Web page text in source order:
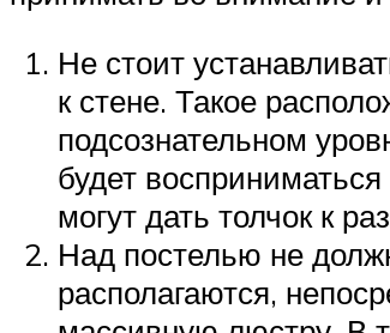
Не стоит
к стене. Такое
подсознательном
будет
могут дать толчок к
Над постелью не
располагаются,